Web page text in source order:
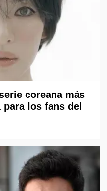
coreana más
los fans del